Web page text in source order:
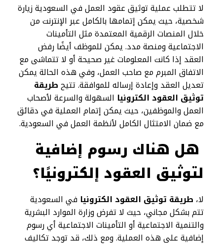
لا تتطلب عملية توثيق عقود العمل في السعودية زيارة
شخصية، حيث يمكن إتمامها بالكامل عبر الإنترنت من
خلال المنصات الرقمية المعتمدة مثل التأمينات
الاجتماعية ومنصة مدد. يمكن للموظف أيضًا رفض
العقد إذا كانت المعلومات غير صحيحة أو لا تتماشى مع
الاتفاق المبرم مع صاحب العمل، وفي هذه الحالة يمكن
تعديل العقد وإعادة إرساله للموافقة. تتيحطريقة
توثيق العقود الكترونيا السهولة والسرعة لأصحاب
العمل والموظفين، حيث يمكن إتمام العملية في دقائق
مع ضمان الامتثال الكامل لأنظمة العمل في السعودية.
هل هناك رسوم إضافية
لتوثيق العقود إلكترونيًا؟
لا، طريقة توثيق العقود الكترونيا في السعودية
تتم بشكل مجاني، حيث لا تفرض وزارة الموارد البشرية
والتنمية الاجتماعية أو التأمينات الاجتماعية أي رسوم
إضافية على هذه العملية. ومع ذلك، قد توجد تكاليف